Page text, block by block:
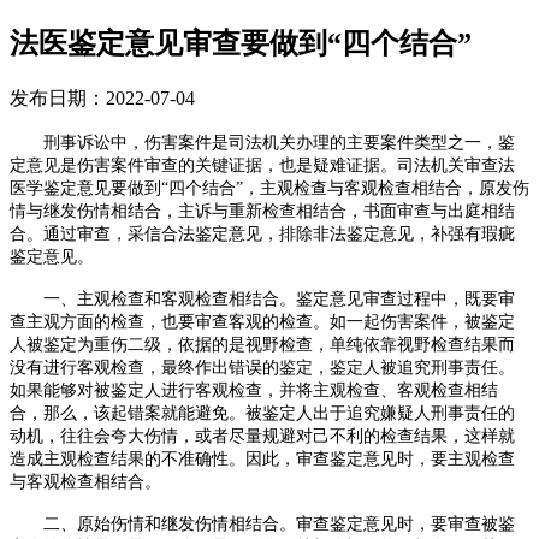
法医鉴定意见审查要做到“四个结合”
发布日期：2022-07-04
刑事诉讼中，伤害案件是司法机关办理的主要案件类型之一，鉴
定意见是伤害案件审查的关键证据，也是疑难证据。司法机关审查法
医学鉴定意见要做到 “四个结合”，主观检查与客观检查相结合，原发伤
情与继发伤情相结合，主诉与重新检查相结合，书面审查与出庭相结
合。通过审查，采信合法鉴定意见，排除非法鉴定意见，补强有瑕疵
鉴定意见。
一、主观检查和客观检查相结合。鉴定意见审查过程中，既要审
查主观方面的检查，也要审查客观的检查。如一起伤害案件，被鉴定
人被鉴定为重伤二级，依据的是视野检查，单纯依靠视野检查结果而
没有进行客观检查，最终作出错误的鉴定，鉴定人被追究刑事责任。
如果能够对被鉴定人进行客观检查，并将主观检查、客观检查相结
合，那么，该起错案就能避免。被鉴定人出于追究嫌疑人刑事责任的
动机，往往会夸大伤情，或者尽量规避对己不利的检查结果，这样就
造成主观检查结果的不准确性。因此，审查鉴定意见时，要主观检查
与客观检查相结合。
二、原始伤情和继发伤情相结合。审查鉴定意见时，要审查被鉴